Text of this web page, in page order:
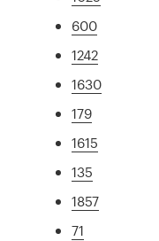
600
1242
1630
179
1615
135
1857
71